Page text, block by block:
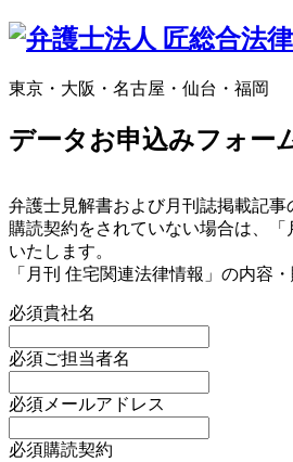
東京・大阪・名古屋・仙台・福岡
データお申込みフォー
弁護士見解書および月刊誌掲載記
購読契約をされていない場合は、
いたします。
「月刊 住宅関連法律情報」の内容
必須貴社名
必須ご担当者名
必須 メールアドレス
必須購読契約